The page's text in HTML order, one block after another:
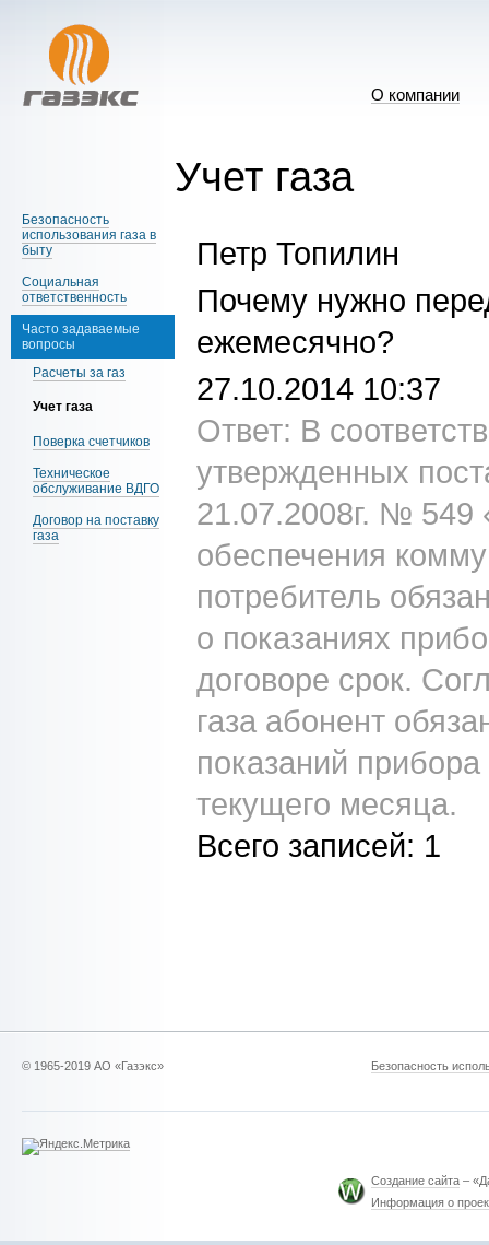
О компании
Учет газа
Петр Топилин
Почему нужно
ежемесячно?
27.10.2014 10:37
Ответ: В
утвержденных
21.07.2008г. № 549
обеспечения
потребитель
о показаниях
договоре срок.
газа абонент
показаний
текущего месяца.
Всего записей: 1
Безопасность
использования газа в
быту
Социальная
ответственность
Часто задаваемые
вопросы
Расчеты за газ
Учет газа
Поверка счетчиков
Техническое
обслуживание ВДГО
Договор на поставку
газа
© 1965-2019 АО «Газэкс» Безопасность
Создание сайта –
Информация о